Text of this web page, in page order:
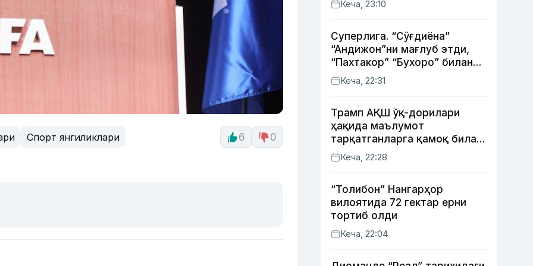
Спорт янгиликлари 6 0
Кеча, 23:10
Суперлига. “Сўғдиёна”
“Андижон”ни мағлуб этди,
“Пахтакор” “Бухоро” билан
жанговар дуранг қайд этди
Кеча, 22:31
Трамп АҚШ ўқ-дорилари
ҳақида маълумот
тарқатганларга қамоқ билан
таҳдид қилди
Кеча, 22:28
“Толибон” Нангарҳор
вилоятида 72 гектар ерни
тортиб олди
Кеча, 22:04